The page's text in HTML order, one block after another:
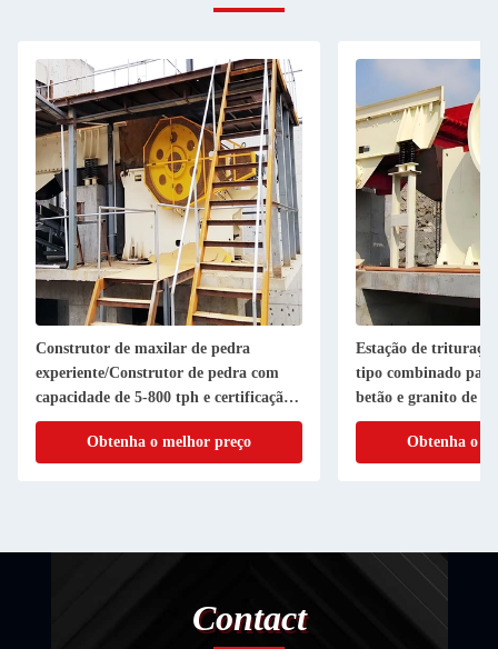
Construtor de maxilar de pedra
experiente/Construtor de pedra com
capacidade de 5-800 tph e certificação
ISO
Obtenha o melhor preço
Estação de
tipo combinado
betão e granito de
Obtenha o
Contact